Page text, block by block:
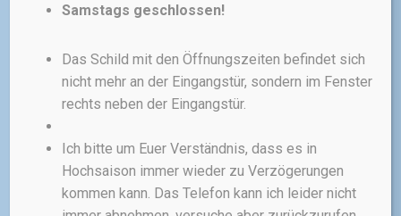
FAB.4 in enger Zusammenarbeit
Guides neue Maßstäbe in Bezug
auf Performance.
Samstags geschlossen!
Das Schild mit den Öffnungszeiten befindet sich
nicht mehr an der Eingangstür, sondern im Fenster
rechts neben der Eingangstür.
Ich bitte um Euer Verständnis, dass es in
Hochsaison immer wieder zu Verzögerungen
kommen kann. Das Telefon kann ich leider nicht